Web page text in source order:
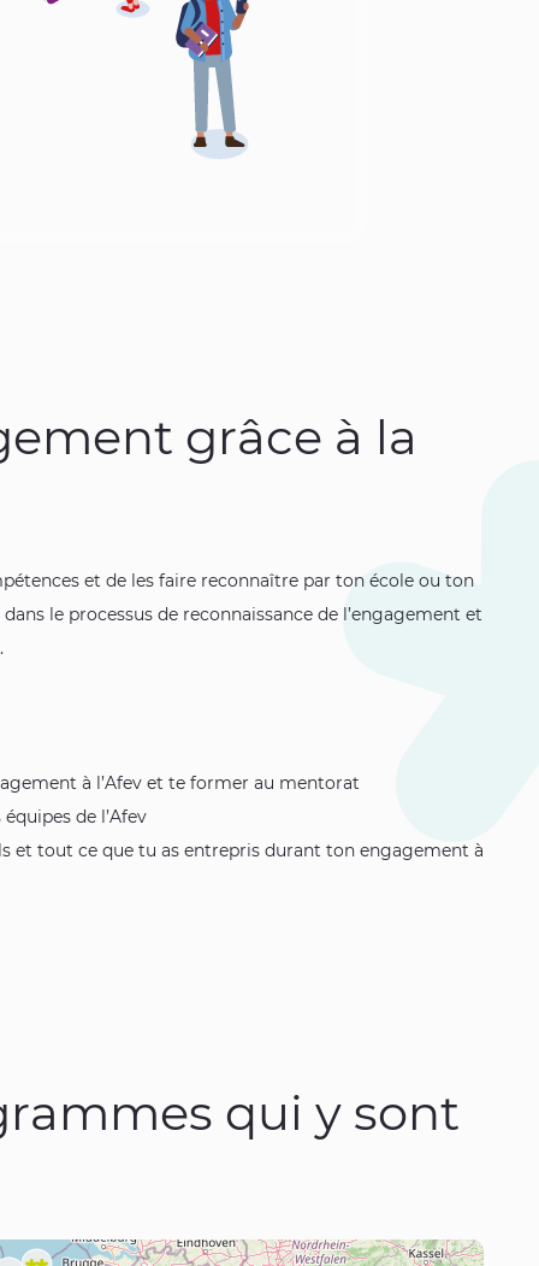
grâce à la
et de les faire reconnaître par ton école ou ton
dans le processus de reconnaissance de l’engagement et
à l’Afev et te former au mentorat
de l’Afev
et tout ce que tu as entrepris durant ton engagement à
qui y sont